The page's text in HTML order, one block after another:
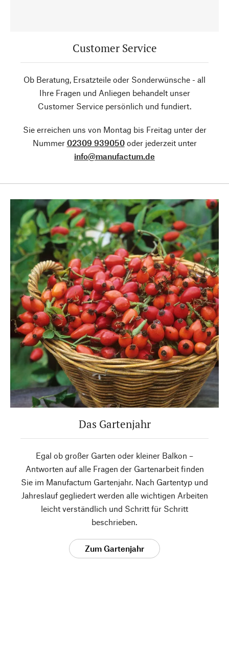
Customer Service
Ob Beratung, Ersatzteile oder Sonderwünsche - all
Ihre Fragen und Anliegen behandelt unser
Customer Service persönlich und fundiert.
Sie erreichen uns von Montag bis Freitag unter der
Nummer 02309 939050oder jederzeit unter
info@manufactum.de
Das Gartenjahr
Egal ob großer Garten oder kleiner Balkon –
Antworten auf alle Fragen der Gartenarbeit finden
Sie im Manufactum Gartenjahr. Nach Gartentyp und
Jahreslauf gegliedert werden alle wichtigen Arbeiten
leicht verständlich und Schritt für Schritt
beschrieben.
Zum Gartenjahr